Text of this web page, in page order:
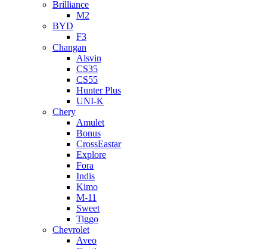
Brilliance
M2
BYD
F3
Changan
Alsvin
CS35
CS55
Hunter Plus
UNI-K
Chery
Amulet
Bonus
CrossEastar
Explore
Fora
Indis
Kimo
M-11
Sweet
Tiggo
Chevrolet
Aveo